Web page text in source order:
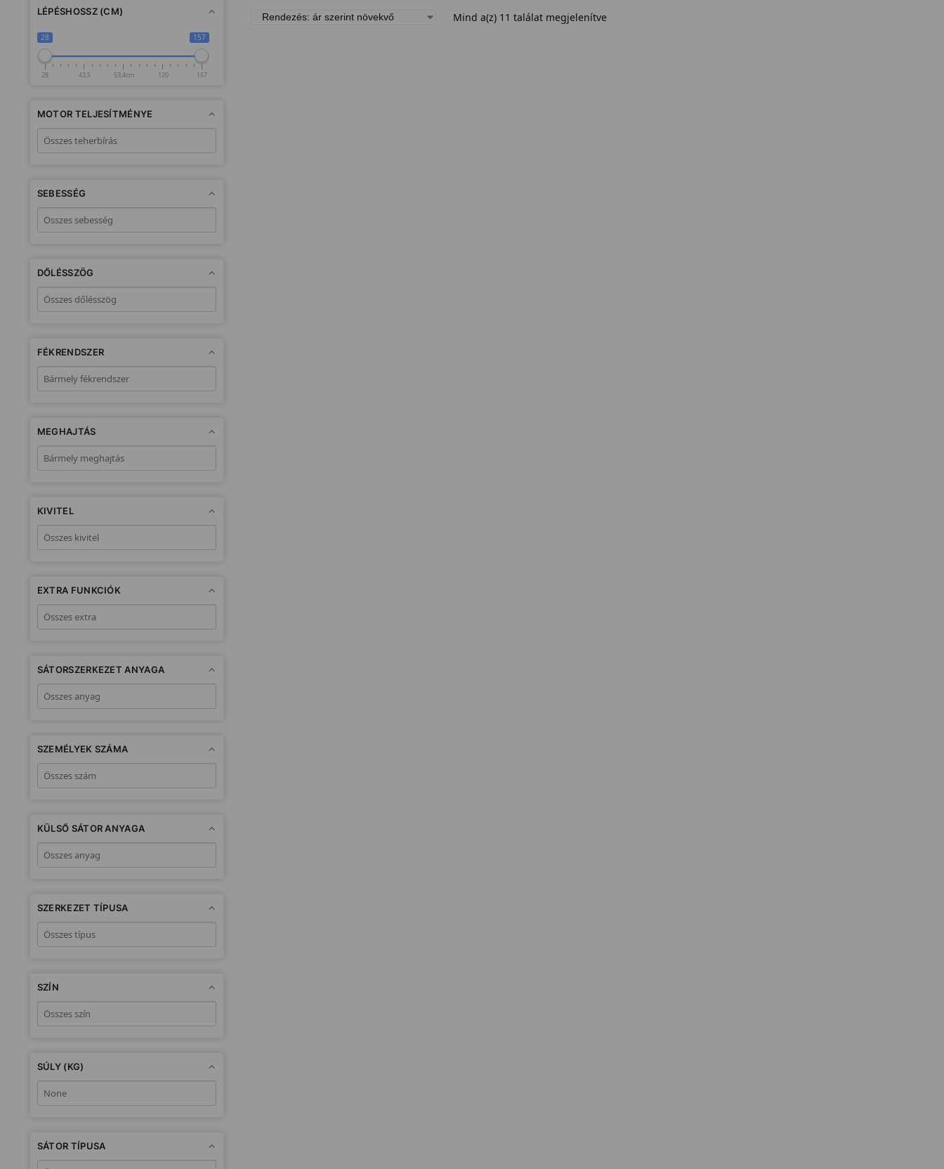
Mind a(z) 11 találat megjelenítve
LÉPÉSHOSSZ (CM)
28 157
28 43,5 53,4cm 120 157
MOTOR TELJESÍTMÉNYE
SEBESSÉG
DŐLÉSSZÖG
FÉKRENDSZER
MEGHAJTÁS
KIVITEL
EXTRA FUNKCIÓK
SÁTORSZERKEZET ANYAGA
SZEMÉLYEK SZÁMA
KÜLSŐ SÁTOR ANYAGA
SZERKEZET TÍPUSA
SZÍN
SÚLY (KG)
SÁTOR TÍPUSA